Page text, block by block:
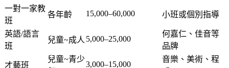
一對一家教
班
各年齡 15,000–60,000 小班或個別指導
英語/語言
班
兒童~成人 5,000–25,000
何嘉仁、佳音等
品牌
才藝班
兒童~青少
3,000–15,000
音樂、美術、程